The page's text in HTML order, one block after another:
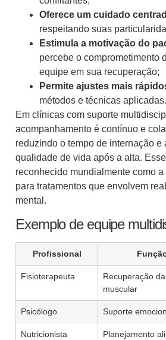
Oferece um cuidado
respeitando suas
Estimula a motivação do
percebe o comprometimento
equipe em sua recuperação;
Permite ajustes mais
métodos e técnicas aplicadas.
Em clínicas com suporte
acompanhamento é contínuo e
reduzindo o tempo de internação e
qualidade de vida após a alta.
reconhecido mundialmente como
para tratamentos que envolvem
mental.
Exemplo de equipe
Profissional
Fisioterapeuta
Recuperação
muscular
Psicólogo Suporte
Nutricionista
Planejamento